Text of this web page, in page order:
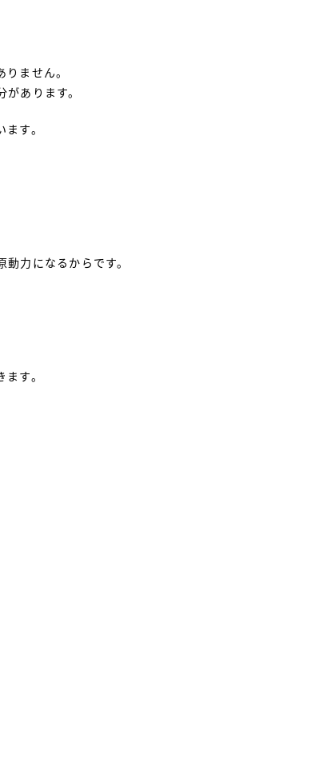
ません。
あります。
す。
力になるからです。
す。